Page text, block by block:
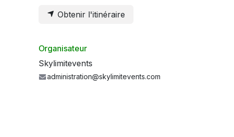
Obtenir l'itinéraire
Organisateur
Skylimitevents
administration@skylimitevents.com